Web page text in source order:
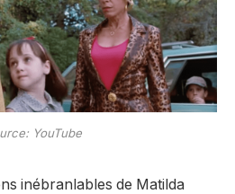
YouTube
inébranlables de Matilda